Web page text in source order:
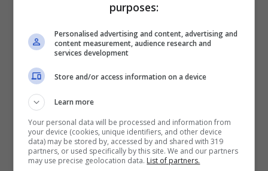
La crisi energetica a Bruxelles desta “la stessa
preoccupazione che avevamo durante la
pandemia perché gli spazi fiscali sono diversi
tra i Paesi membri”,
qui la necessità di “
cercare ulteriori possibili strumenti di
finanziamento comune basati sui prestiti per
affrontare questi rischi di frammentazione
purposes:
Personalised advertising and content, advertising and
content measurement, audience research and
services development
Store and/or access information on a device
Learn more
Your personal data will be processed and information from
your device (cookies, unique identifiers, and other device
data) may be stored by, accessed by and shared with 319
partners, or used specifically by this site. We and our partners
may use precise geolocation data. List of partners.